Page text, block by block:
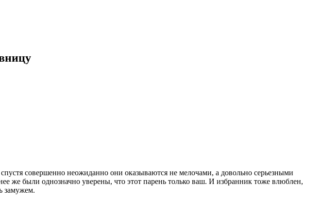
совершенно неожиданно они оказываются не мелочами, а довольно серьезными
же были однозначно уверены, что этот парень только ваш. И избранник тоже влюблен,
замужем.